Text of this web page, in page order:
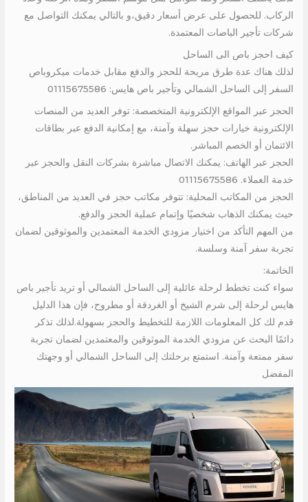
الركاب. للحصول على عرض أسعار دقيق،و بالتالي يمكنك التواصل مع
شركات تأجير الباصات المعتمدة.
كيف احجز باص الى الساحل
لذلك هناك عدة طرق مريحة للحجز والدفع مقابل خدمات ميكروباص
السفر إلى الساحل الشمالي وتأجير باص هايس: 01115675586
الحجز عبر المواقع الإلكترونية المتخصصة: توفر العديد من المنصات
الإلكترونية خيارات حجز سهلة وآمنة، مع إمكانية الدفع عبر بطاقات
الائتمان أو الخصم المباشر.
الحجز عبر الهاتف: يمكنك الاتصال مباشرة بشركات النقل والحجز عبر
خدمة العملاء. 01115675586
الحجز من المكاتب المحلية: تتوفر مكاتب حجز في العديد من المناطق،
حيث يمكنك الذهاب شخصيًا وإتمام عملية الحجز والدفع.
من المهم التأكد من اختيار مزودي الخدمة المعتمدين والموثوقين لضمان
تجربة سفر آمنة وسلسة.
الخاتمة:
سواء كنت تخطط لرحلة عائلية إلى الساحل الشمالي أو تريد تأجير باص
هايس لرحلة إلى شرم الشيخ أو الغردقة أو مطروح، فإن هذا الدليل
قدم لك كل المعلومات اللازمة للتخطيط والحجز بسهولة.لذلك تذكر
دائمًا البحث عن مزودي الخدمة الموثوقين والمعتمدين لضمان تجربة
سفر ممتعة وآمنة. استمتع برحلتك إلى الساحل الشمالي أو وجهتك
المفضل